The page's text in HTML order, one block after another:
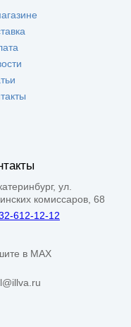
ул.
комиссаров, 68
612-12-12
в MAX